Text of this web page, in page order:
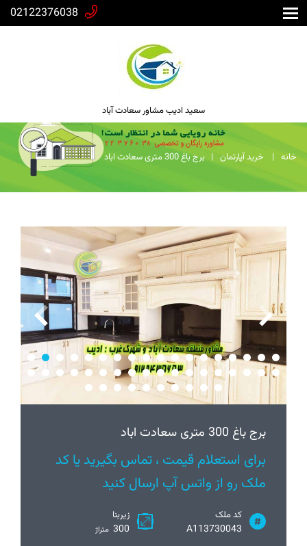
02122376038
سعید ادیب مشاور سعادت آباد
خانه خرید آپارتمان برج باغ 300 متری سعادت اباد
برج باغ 300 متری سعادت اباد
برای استعلام قیمت ، تماس بگیرید یا کد
ملک رو از واتس آپ ارسال کنید
کد ملک
A113730043
زیربنا
300 متراژ